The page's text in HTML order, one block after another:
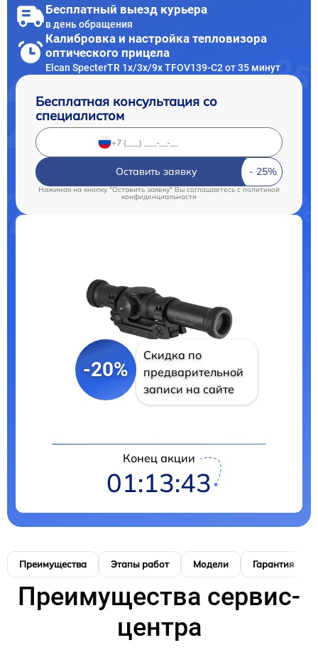
Бесплатный выезд курьера
в день обращения
Калибровка и настройка тепловизора
оптического прицела
Elcan SpecterTR 1x/3x/9x TFOV139-C2 от 35 минут
Бесплатная консультация со
специалистом
Оставить заявку
Нажимая на кнопку "Оставить заявку" Вы соглашаетесь c политикой
конфиденциальности
-20%
Скидка по
предварительной
записи на сайте
Конец акции
01:13:42
Преимущества Этапы работ Модели Гарантия
Преимущества сервис-
центра